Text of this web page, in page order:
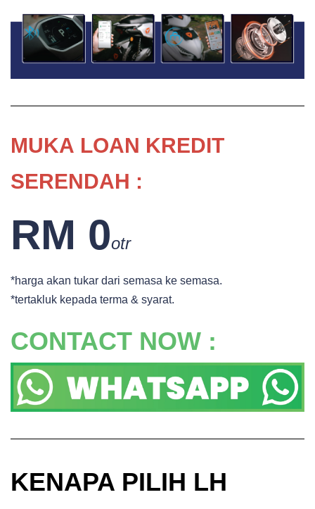
MUKA LOAN KREDIT
SERENDAH :
RM 0otr
*harga akan tukar dari semasa ke semasa.
*tertakluk kepada terma & syarat.
CONTACT NOW :
KENAPA PILIH LH